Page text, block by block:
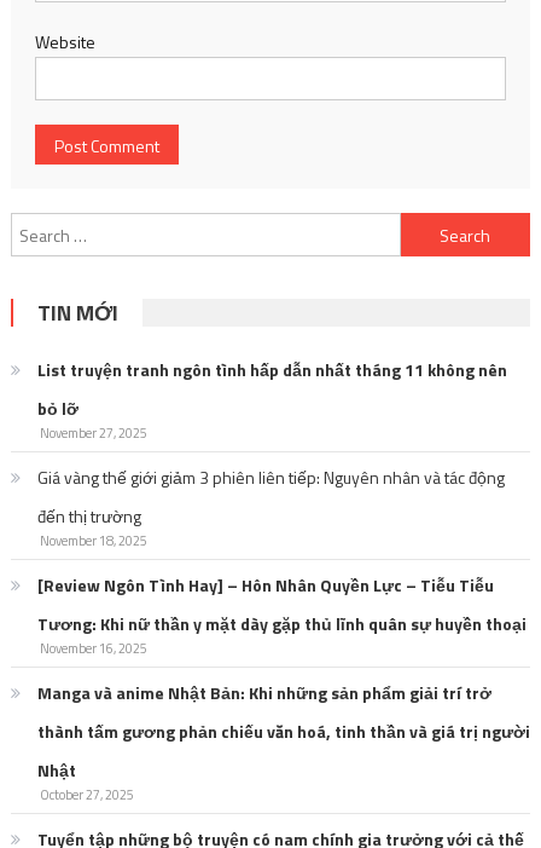
Website
Search
for:
TIN MỚI
List truyện tranh ngôn tình hấp dẫn nhất tháng 11 không nên
bỏ lỡ
November 27, 2025
Giá vàng thế giới giảm 3 phiên liên tiếp: Nguyên nhân và tác động
đến thị trường
November 18, 2025
[Review Ngôn Tình Hay] – Hôn Nhân Quyền Lực – Tiễu Tiễu
Tương: Khi nữ thần y mặt dày gặp thủ lĩnh quân sự huyền thoại
November 16, 2025
Manga và anime Nhật Bản: Khi những sản phẩm giải trí trở
thành tấm gương phản chiếu văn hoá, tinh thần và giá trị người
Nhật
October 27, 2025
Tuyển tập những bộ truyện có nam chính gia trưởng với cả thế